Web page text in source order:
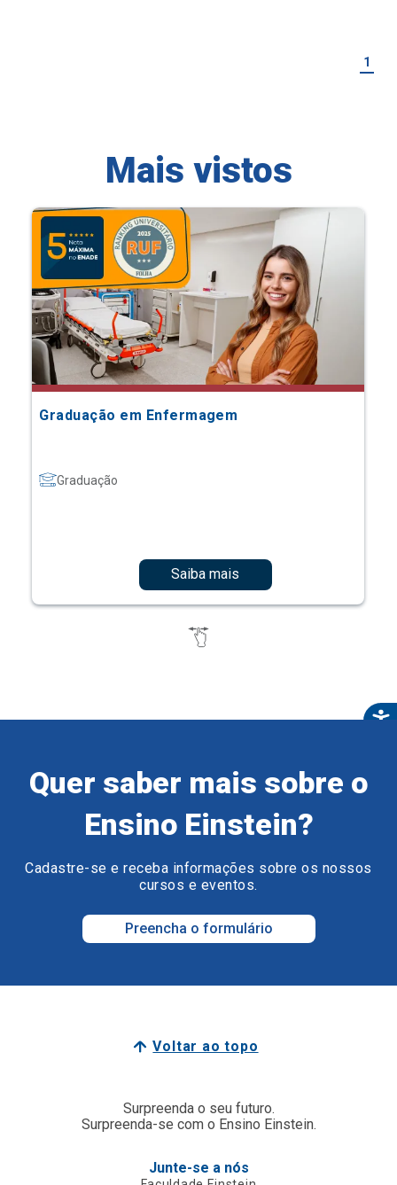
1
Mais vistos
Graduação em Enfermagem
Graduação
Saiba mais
Quer saber mais sobre o
Ensino Einstein?
Cadastre-se e receba informações sobre os nossos
cursos e eventos.
Preencha o formulário
Voltar ao topo
Surpreenda o seu futuro.
Surpreenda-se com o Ensino Einstein.
Junte-se a nós